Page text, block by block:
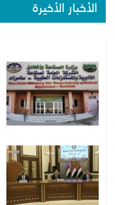
الأخبار الأخيرة